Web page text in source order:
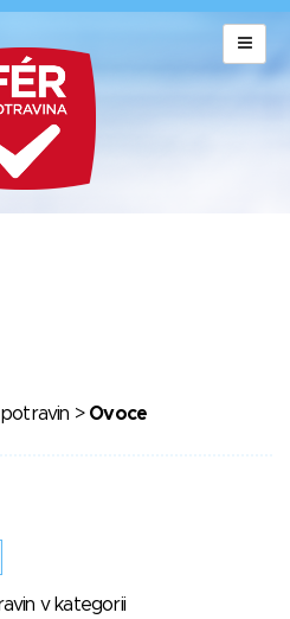
> Ovoce
v kategorii